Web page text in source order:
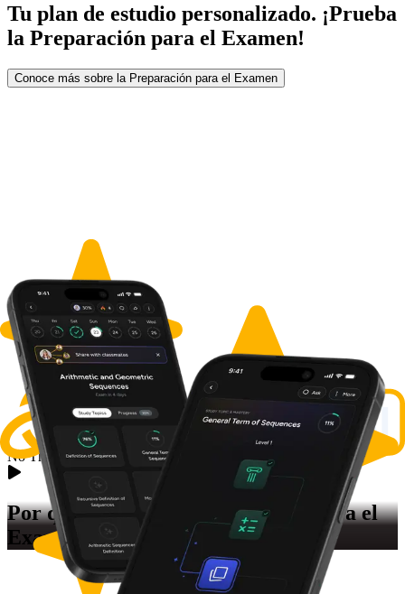
Tu plan de estudio personalizado. ¡Prueba
la Preparación para el Examen!
Conoce más sobre la Preparación para el Examen
No Thumbnail Available
Por qué creamos la
Preparación para el
Examen